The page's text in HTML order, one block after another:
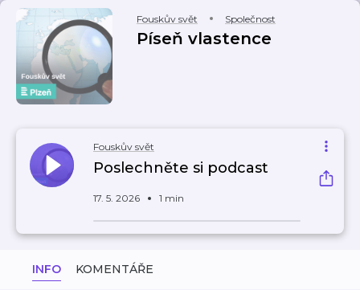
Fouskův svět Společnost
Píseň vlastence
Fouskův svět
Poslechněte si podcast
17. 5. 2026 1 min
INFO KOMENTÁŘE